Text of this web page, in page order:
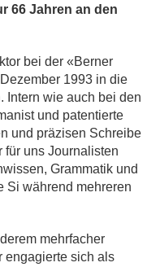
66 Jahren an den
bei der «Berner
1993 in die
Intern wie auch bei den
und patentierte
und präzisen Schreibe
für uns Journalisten
Grammatik und
Si während mehreren
mehrfacher
engagierte sich als